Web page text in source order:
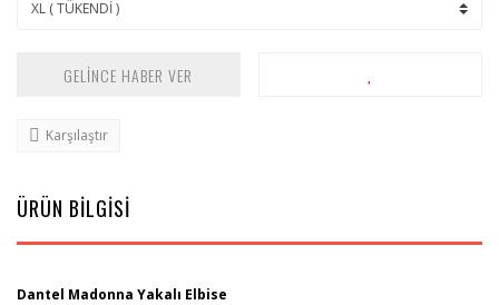
GELİNCE HABER VER
Karşılaştır
ÜRÜN BİLGİSİ
Dantel Madonna Yakalı Elbise